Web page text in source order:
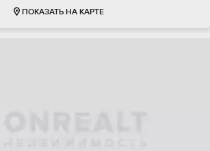
ПОКАЗАТЬ НА КАРТЕ